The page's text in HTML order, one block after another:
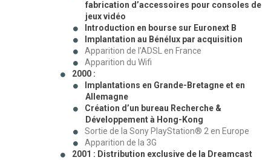
fabrication d’accessoires pour consoles de
jeux vidéo
Introduction en bourse sur Euronext B
Implantation au Bénélux par acquisition
Apparition de l’ADSL en France
Apparition du Wifi
2000 :
Implantations en Grande-Bretagne et en
Allemagne
Création d’un bureau Recherche &
Développement à Hong-Kong
Sortie de la Sony PlayStation® 2 en Europe
Apparition de la 3G
2001 : Distribution exclusive de la Dreamcast